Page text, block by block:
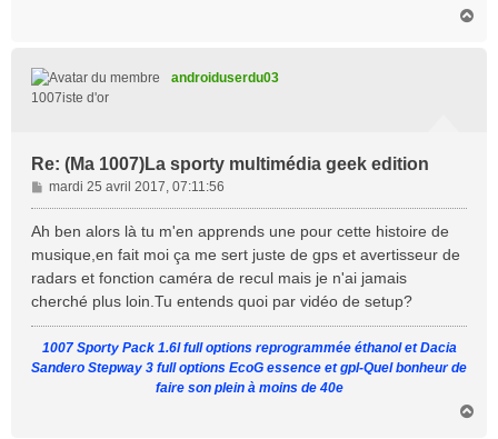
androiduserdu03
1007iste d'or
Re: (Ma 1007)La sporty multimédia geek edition
M
e
s
g
e
mardi 25 avril 2017, 07:11:56
Ah ben alors là tu m'en apprends une pour cette histoire de
musique,en fait moi ça me sert juste de gps et avertisseur de
radars et fonction caméra de recul mais je n'ai jamais
cherché plus loin.Tu entends quoi par vidéo de setup?
1007 Sporty Pack 1.6l full options reprogrammée éthanol et Dacia
Sandero Stepway 3 full options EcoG essence et gpl-Quel bonheur de
faire son plein à moins de 40e